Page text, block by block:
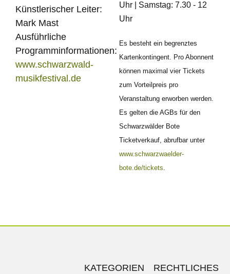
Künstlerischer Leiter:
Mark Mast
Ausführliche
Programminformationen:
www.schwarzwald-
musikfestival.de
Uhr | Samstag: 7.30 - 12
Uhr
Es besteht ein begrenztes
Kartenkontingent. Pro Abonnent
können maximal vier Tickets
zum Vorteilpreis pro
Veranstaltung erworben werden.
Es gelten die AGBs für den
Schwarzwälder Bote
Ticketverkauf, abrufbar unter
www.schwarzwaelder-
bote.de/tickets.
KATEGORIEN RECHTLICHES